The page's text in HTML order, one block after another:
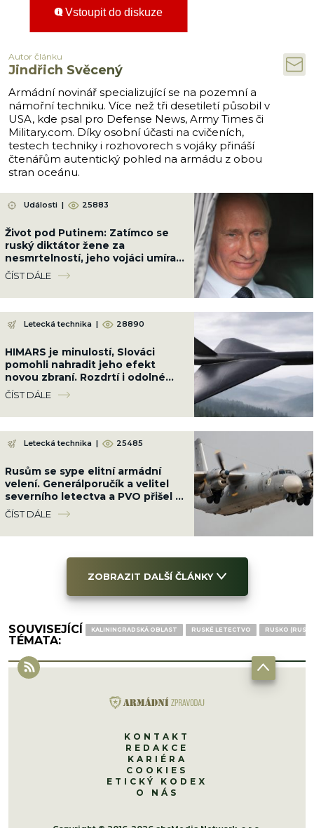
Vstoupit do diskuze
Autor článku
Jindřich Svěcený
Armádní novinář specializující se na pozemní a
námořní techniku. Více než tři desetiletí působil v
USA, kde psal pro Defense News, Army Times či
Military.com. Díky osobní účasti na cvičeních,
testech techniky i rozhovorech s vojáky přináší
čtenářům autentický pohled na armádu z obou
stran oceánu.
Události | 25883
Život pod Putinem: Zatímco se
ruský diktátor žene za
nesmrtelností, jeho vojáci umírají
po statisících na Ukrajině
ČÍST DÁLE
Letecká technika | 28890
HIMARS je minulostí, Slováci
pomohli nahradit jeho efekt
novou zbraní. Rozdrtí i odolné
cíle až na 250 km
ČÍST DÁLE
Letecká technika | 25485
Rusům se sype elitní armádní
velení. Generálporučík a velitel
severního letectva a PVO přišel o
život jejich vinou
ČÍST DÁLE
ZOBRAZIT DALŠÍ ČLÁNKY
SOUVISEJÍCÍ
TÉMATA:
KALININGRADSKÁ OBLAST RUSKÉ LETECTVO RUSKO
KONTAKT
REDAKCE
KARIÉRA
COOKIES
ETICKÝ KODEX
O NÁS